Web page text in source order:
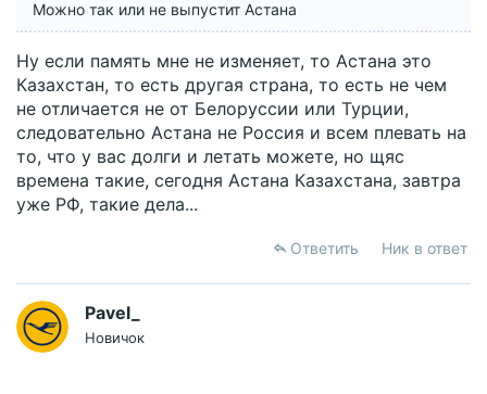
Можно так или не выпустит Астана
Ну если память мне не изменяет, то Астана это
Казахстан, то есть другая страна, то есть не чем
не отличается не от Белоруссии или Турции,
следовательно Астана не Россия и всем плевать на
то, что у вас долги и летать можете, но щяс
времена такие, сегодня Астана Казахстана, завтра
уже РФ, такие дела...
Ответить Ник в ответ
Pavel_
Новичок